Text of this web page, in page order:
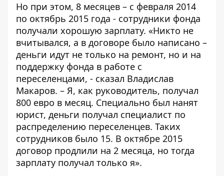
Но при этом, 8 месяцев – с февраля 2014
по октябрь 2015 года - сотрудники фонда
получали хорошую зарплату. «Никто не
вчитывался, а в договоре было написано –
деньги идут не только на ремонт, но и на
поддержку фонда в работе с
переселенцами, - сказал Владислав
Макаров. – Я, как руководитель, получал
800 евро в месяц. Специально был нанят
юрист, деньги получал специалист по
распределению переселенцев. Таких
сотрудников было 15. В октябре 2015
договор продлили на 2 месяца, но тогда
зарплату получал только я».